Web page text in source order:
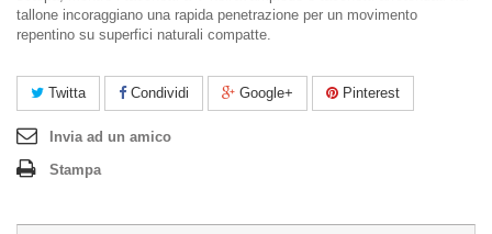
tallone incoraggiano una rapida penetrazione per un movimento
repentino su superfici naturali compatte.
Twitta Condividi Google+ Pinterest
Invia ad un amico
Stampa